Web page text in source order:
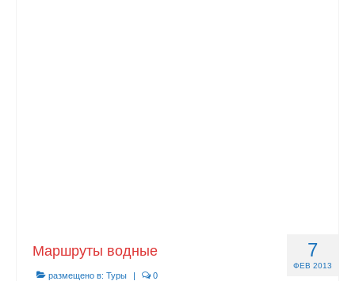
7
ФЕВ 2013
Маршруты водные
размещено в: Туры | 0